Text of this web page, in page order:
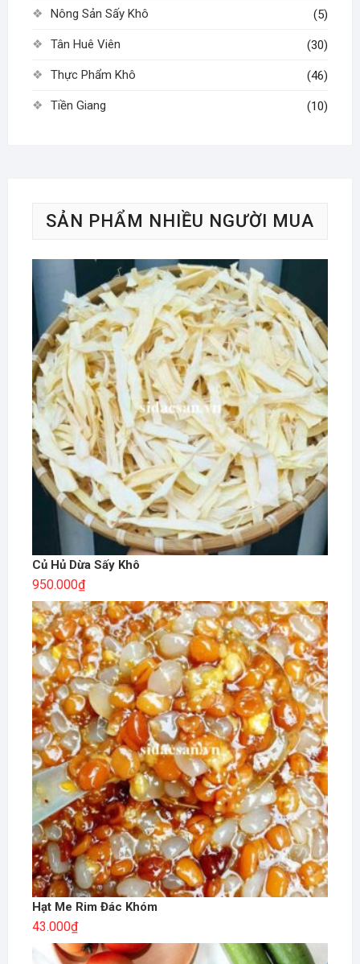
Nông Sản Sấy Khô (5)
Tân Huê Viên (30)
Thực Phẩm Khô (46)
Tiền Giang (10)
SẢN PHẨM NHIỀU NGƯỜI MUA
Củ Hủ Dừa Sấy Khô
950.000₫
Hạt Me Rim Đác Khóm
43.000₫